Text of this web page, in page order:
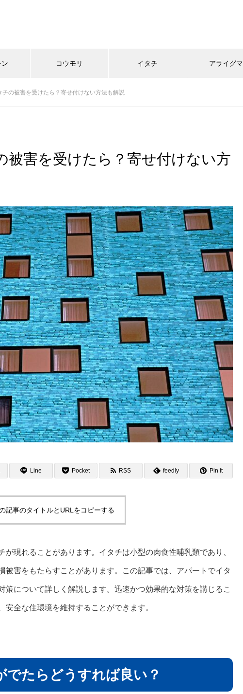
コウモリ イタチ アライグマ
チの被害を受けたら？寄せ付けない方法も解説
被害を受けたら？寄せ付けない方
Line Pocket RSS feedly Pin it
記事のタイトルとURLをコピーする
が現れることがあります。イタチは小型の肉食性哺乳類であり、
被害をもたらすことがあります。この記事では、アパートでイタ
策について詳しく解説します。迅速かつ効果的な対策を講じるこ
全な住環境を維持することができます。
でたらどうすれば良い？